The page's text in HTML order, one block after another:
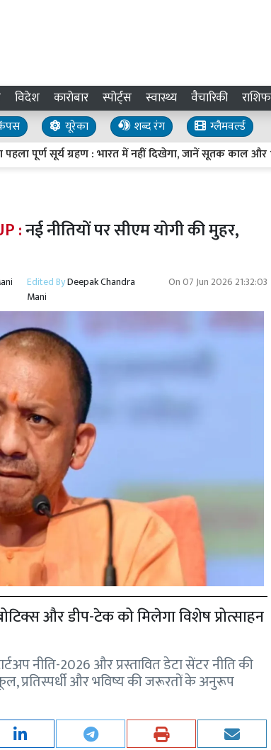
विदेश कारोबार स्पोर्ट्स स्वास्थ्य वैचारिकी
यूरेका शब्द रंग
ग्लैमवर्ल्ड
सूर्य ग्रहण : भारत में नहीं दिखेगा, जानें सूतक काल और 12
:नई नीतियों पर सीएम योगी की मुहर,
Edited ByDeepak Chandra
Mani
On07 Jun 2026 21:32:03
और डीप-टेक को मिलेगा विशेष प्रोत्साहन
नीति-2026 और प्रस्तावित डेटा सेंटर नीति की
प्रतिस्पर्धी और भविष्य की जरूरतों के अनुरूप